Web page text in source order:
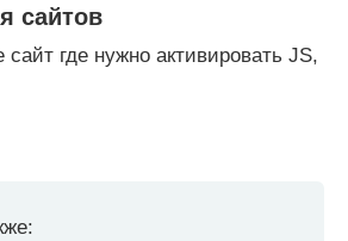
сайтов
где нужно активировать JS,